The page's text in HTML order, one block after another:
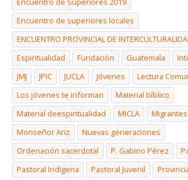
Encuentro de superiores locales
ENCUENTRO PROVINCIAL DE
Espiritualidad
Fundación Guatemala
JMJ
JPIC JUCLA Jóvenes
Lectura
Los jóvenes te informan
Material bíblico
Material deespiritualidad
MICLA
Migrantes
Monseñor Ariz
Nuevas generaciones
Ordenación sacerdotal
P. Gabino Pérez
Pastoral Indígena
Pastoral Juvenil